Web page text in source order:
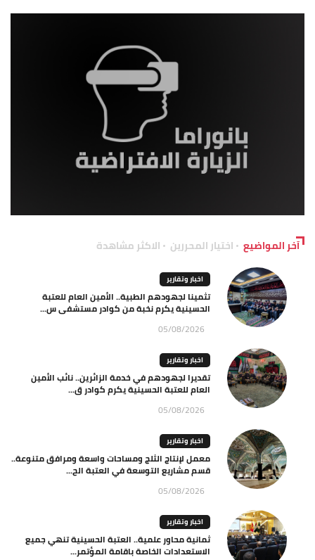
آخر المواضيع اختيار المحررين الاكثر مشاهدة
اخبار وتقارير
تثمينا لجهودهم الطبية.. الأمين العام للعتبة
الحسينية يكرم نخبة من كوادر مستشفى س...
05/08/2026
اخبار وتقارير
تقديرا لجهودهم في خدمة الزائرين.. نائب الأمين
العام للعتبة الحسينية يكرم كوادر ق...
05/08/2026
اخبار وتقارير
معمل لإنتاج الثلج ومساحات واسعة ومرافق متنوعة..
قسم مشاريع التوسعة في العتبة الح...
05/08/2026
اخبار وتقارير
ثمانية محاور علمية.. العتبة الحسينية تنهي جميع
الاستعدادات الخاصة باقامة المؤتمر...